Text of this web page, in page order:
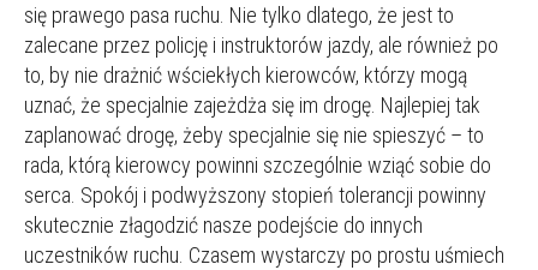
się prawego pasa ruchu. Nie tylko dlatego, że jest to
zalecane przez policję i instruktorów jazdy, ale również po
to, by nie drażnić wściekłych kierowców, którzy mogą
uznać, że specjalnie zajeżdża się im drogę. Najlepiej tak
zaplanować drogę, żeby specjalnie się nie spieszyć – to
rada, którą kierowcy powinni szczególnie wziąć sobie do
serca. Spokój i podwyższony stopień tolerancji powinny
skutecznie złagodzić nasze podejście do innych
uczestników ruchu. Czasem wystarczy po prostu uśmiech